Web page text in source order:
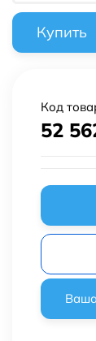
Код
52